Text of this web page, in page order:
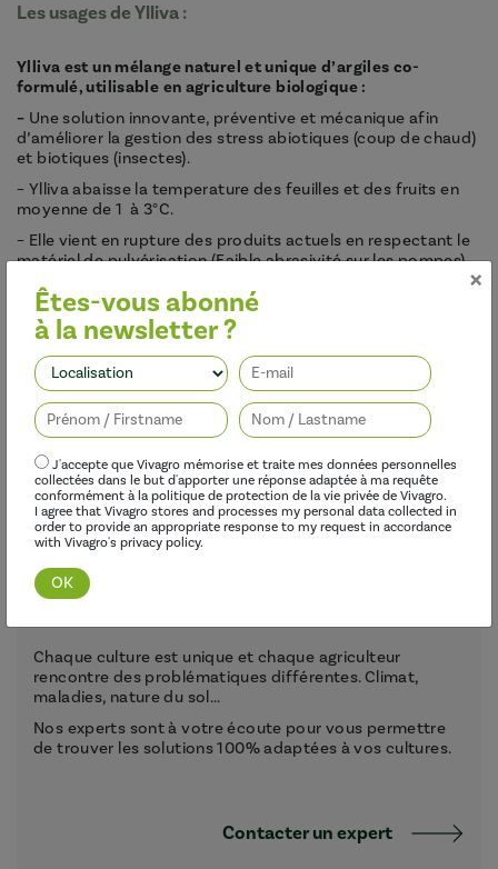
Les usages de Ylliva :
Ylliva est un mélange naturel et unique d’argiles co-
formulé, utilisable en agriculture biologique :
– Une solution innovante, préventive et mécanique afin
d’améliorer la gestion des stress abiotiques (coup de chaud)
et biotiques (insectes).
– Ylliva abaisse la temperature des feuilles et des fruits en
moyenne de 1 à 3°C.
– Elle vient en rupture des produits actuels en respectant le
matériel de pulvérisation (Faible abrasivité sur les pompes).
– Elle apporte un réel gain pour l’utilisateur avec une
diminution significative des dépenses liées à l’usure du
matériel et un confort d’utilisation lors de la mise en cuve et
la pulvérisation.
Notre accompagnement, au plus près de
vos cultures.
Chaque culture est unique et chaque agriculteur
rencontre des problématiques différentes. Climat,
maladies, nature du sol...
Nos experts sont à votre écoute pour vous permettre
de trouver les solutions 100% adaptées à vos cultures.
Contacter un expert
×
Êtes-vous abonné
à la newsletter ?
J'accepte que Vivagro mémorise et traite mes données personnelles
collectées dans le but d'apporter une réponse adaptée à ma requête
conformément à la politique de protection de la vie privée de Vivagro.
I agree that Vivagro stores and processes my personal data collected in
order to provide an appropriate response to my request in accordance
with Vivagro's privacy policy.